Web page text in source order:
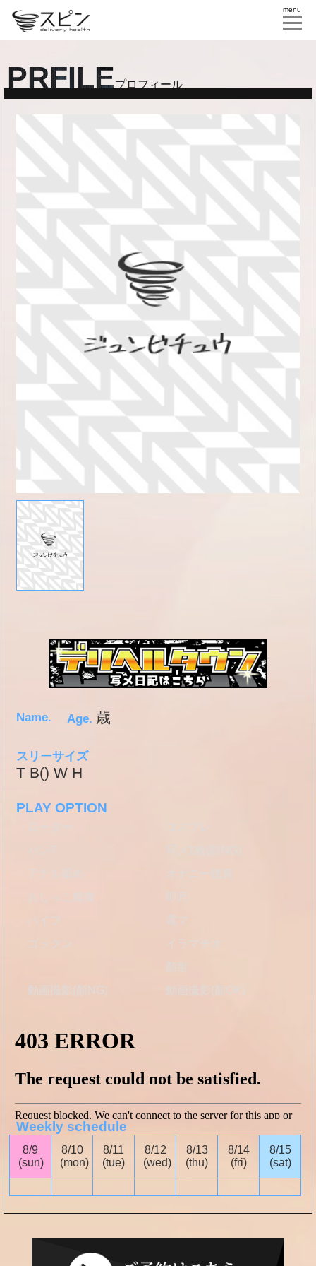
menu
PRFILEプロフィール
Name. Age. 歳
スリーサイズ
T B() W H
PLAY OPTION
オナニー鑑賞
おしっこ鑑賞
即尺
バイブ
電マ
ゴックン
イラマチオ
顏射
動画撮影(顏NG)
動画撮影(顏OK)
Weekly schedule
8/9
(sun)
8/10
(mon)
8/11
(tue)
8/12
(wed)
8/13
(thu)
8/14
(fri)
8/15
(sat)